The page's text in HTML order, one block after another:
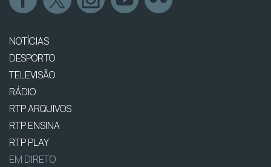
NOTÍCIAS
DESPORTO
TELEVISÃO
RÁDIO
RTP ARQUIVOS
RTP ENSINA
RTP PLAY
EM DIRETO